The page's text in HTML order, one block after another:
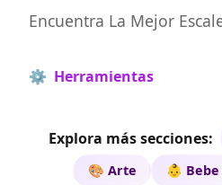
Encuentra La Mejor
⚙️ Herramientas
Explora más secciones:
🎨 Arte
👶 Bebe